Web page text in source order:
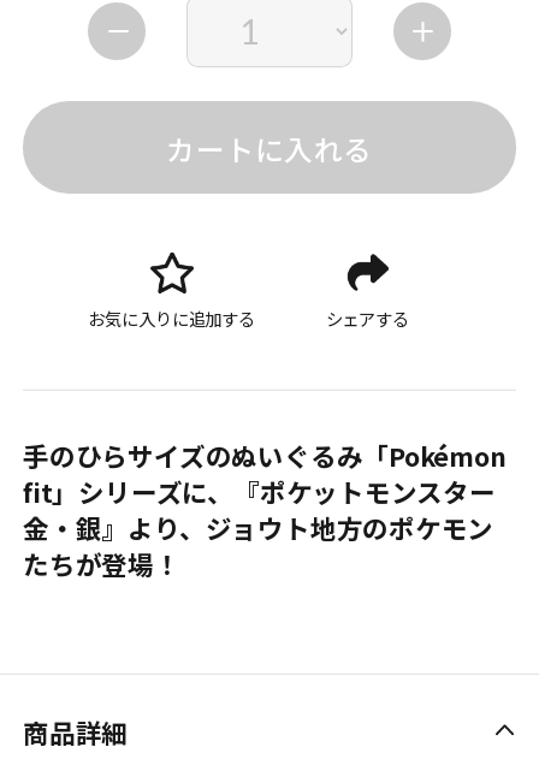
カートに入れる
お気に入りに追加する シェアする
手のひらサイズのぬいぐるみ「Pokémon
fit」シリーズに、『ポケットモンスター
金・銀』より、ジョウト地方のポケモン
たちが登場！
商品詳細